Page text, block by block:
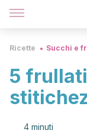
Ricette Succhi e
5
4 minuti